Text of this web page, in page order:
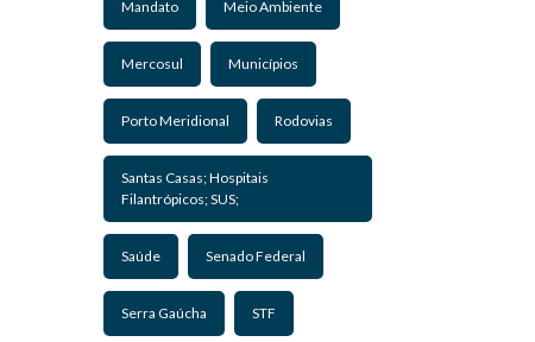
Mandato Meio Ambiente
Mercosul Municípios
Porto Meridional Rodovias
Santas Casas; Hospitais
Filantrópicos; SUS;
Saúde Senado Federal
Serra Gaúcha STF